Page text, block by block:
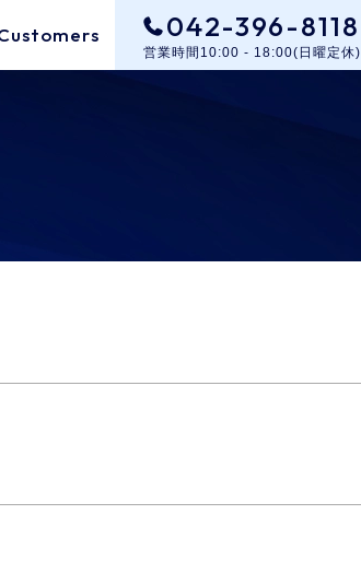
042-396-8118
営業時間10:00 - 18:00(日曜定休)